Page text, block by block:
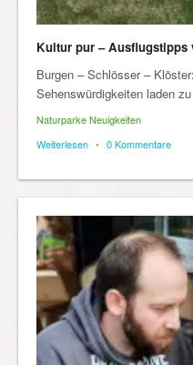
Kultur pur – Ausflugstipps
Burgen – Schlösser –
Sehenswürdigkeiten laden
Naturparke Neuigkeiten
Weiterlesen • 0 Kommentare